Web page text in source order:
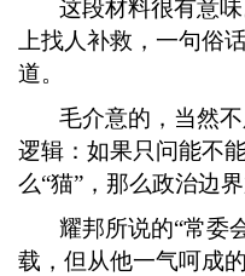
这段材料很有意
上找人补救，一句俗
道。
毛介意的，当然
逻辑：如果只问能不
么“猫”，那么政治边
耀邦所说的“常委
载，但从他一气呵成